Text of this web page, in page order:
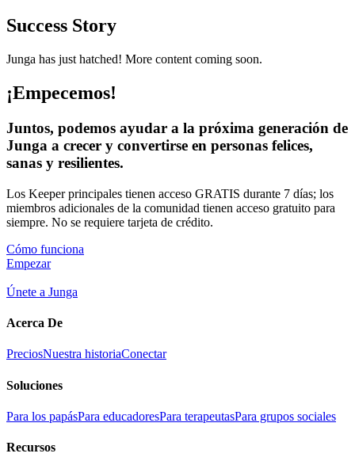
Success Story
Junga has just hatched! More content coming soon.
¡Empecemos!
Juntos, podemos ayudar a la próxima generación de
Junga a crecer y convertirse en personas felices,
sanas y resilientes.
Los Keeper principales tienen acceso GRATIS durante 7 días; los
miembros adicionales de la comunidad tienen acceso gratuito para
siempre. No se requiere tarjeta de crédito.
Cómo funciona
Empezar
Únete a Junga
Acerca De
PreciosNuestra historiaConectar
Soluciones
Para los papásPara educadoresPara terapeutasPara grupos sociales
Recursos